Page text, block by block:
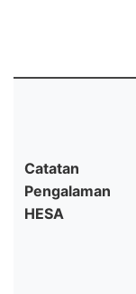
Catatan
Pengalaman
HESA